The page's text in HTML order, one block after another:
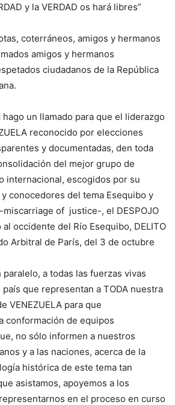
y la VERDAD os hará libres”
coterráneos, amigos y hermanos
amigos y hermanos
ciudadanos de la República
un llamado para que el liderazgo
reconocido por elecciones
y documentadas, den toda
del mejor grupo de
internacional, escogidos por su
conocedores del tema Esequibo y
of justice-, el DESPOJO
occidente del Río Esequibo, DELITO
Arbitral de París, del 3 de octubre
paralelo, a todas las fuerzas vivas
que representan a TODA nuestra
VENEZUELA para que
conformación de equipos
no sólo informen a nuestros
y a las naciones, acerca de la
histórica de este tema tan
asistamos, apoyemos a los
en el proceso en curso